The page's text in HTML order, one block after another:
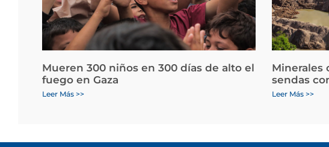
Mueren 300 niños en 300 días de alto el
fuego en Gaza
Leer Más >>
Minerales
sendas
Leer Más >>